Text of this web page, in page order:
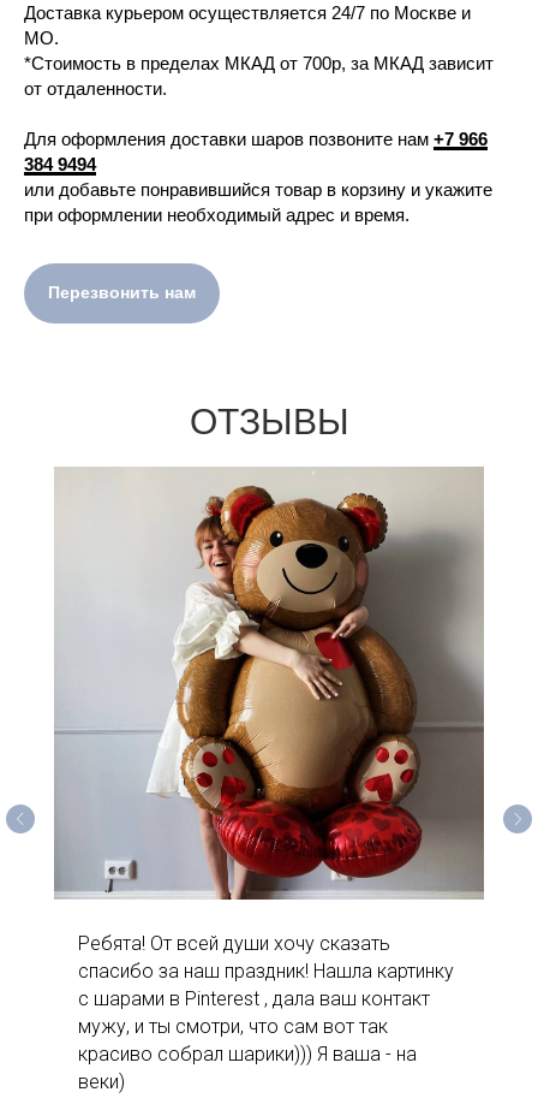
Доставка курьером осуществляется 24/7 по Москве и
МО.
*Стоимость в пределах МКАД от 700р, за МКАД зависит
от отдаленности.
Для оформления доставки шаров позвоните нам +7 966
384 9494
или добавьте понравившийся товар в корзину и укажите
при оформлении необходимый адрес и время.
Перезвонить нам
ОТЗЫВЫ
Ребята! От всей души хочу сказать
спасибо за наш праздник! Нашла картинку
с шарами в Pinterest , дала ваш контакт
мужу, и ты смотри, что сам вот так
красиво собрал шарики))) Я ваша - на
веки)